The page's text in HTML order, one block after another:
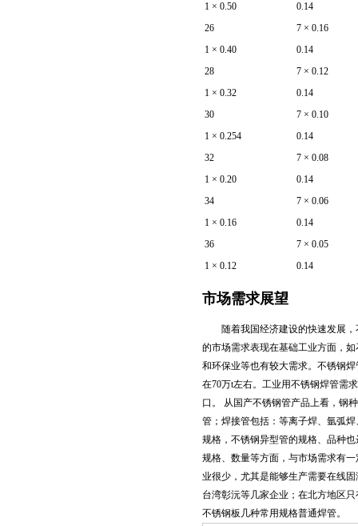
1 × 0.50
0.14
26
7 × 0.16
1 × 0.40
0.14
28
7 × 0.12
1 × 0.32
0.14
30
7 × 0.10
1 × 0.254
0.14
32
7 × 0.08
1 × 0.20
0.14
34
7 × 0.06
1 × 0.16
0.14
36
7 × 0.05
1 × 0.12
0.14
市场需求展望
随着我国经济建设的快速发展，
的市场需求表现在基础工业方面，
和环保业等也有较大需求。不锈钢
在70万t左右。工业用不锈钢焊管需
口。 从国产不锈钢管产品上看，钢
管；焊接管包括：等离子焊、氩弧
规格，不锈钢异型管的规格、品种
规格、数量等方面，与市场需求有
业很少，尤其是能够生产需要在线
台湾彰沅等几家企业；在北方地区
不锈钢板 几种常用规格普通焊管。